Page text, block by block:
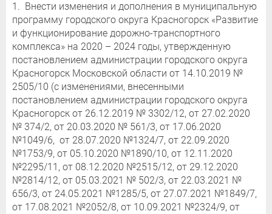
1. Внести изменения и дополнения в муниципальную
программу городского округа Красногорск «Развитие
и функционирование дорожно-транспортного
комплекса» на 2020 – 2024 годы, утвержденную
постановлением администрации городского округа
Красногорск Московской области от 14.10.2019 №
2505/10 (с изменениями, внесенными
постановлением администрации городского округа
Красногорск от 26.12.2019 № 3302/12, от 27.02.2020
№ 374/2, от 20.03.2020 № 561/3, от 17.06.2020
№1049/6, от 28.07.2020 №1324/7, от 22.09.2020
№1753/9, от 05.10.2020 №1890/10, от 12.11.2020
№2295/11, от 08.12.2020 №2515/12, от 29.12.2020
№2814/12, от 05.03.2021 № 502/3, от 22.03.2021 №
656/3, от 24.05.2021 №1285/5, от 27.07.2021 №1849/7,
от 17.08.2021 №2052/8, от 10.09.2021 №2324/9, от